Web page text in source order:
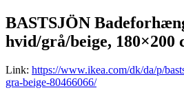
BASTSJÖN
hvid/grå/beige, 180×200
Link: https://www.ikea.com/dk/da/p/
gra-beige-80466066/